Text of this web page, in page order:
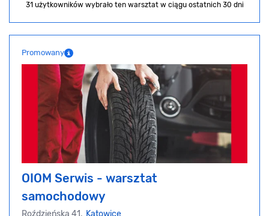
31 użytkowników wybrało ten warsztat w ciągu ostatnich 30 dni
Promowany
OIOM Serwis - warsztat
samochodowy
Roździeńska 41, Katowice